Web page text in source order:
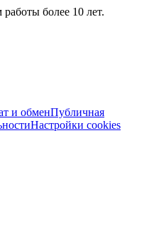
более 10 лет.
и обменПубличная
Настройки cookies